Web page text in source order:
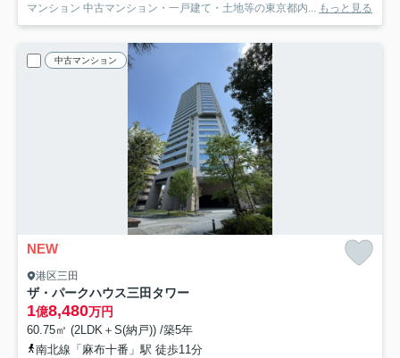
マンション 中古マンション・一戸建て・土地等の東京都内... もっと見る
中古マンション
NEW
港区三田
ザ・パークハウス三田タワー
1億8,480万円
60.75㎡ (2LDK＋S(納戸)) /築5年
南北線「麻布十番」駅 徒歩11分